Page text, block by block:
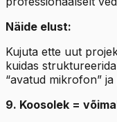
Näide elust:
Kujuta ette uut
kuidas struktureerida
“avatud mikrofon”
9. Koosolek =